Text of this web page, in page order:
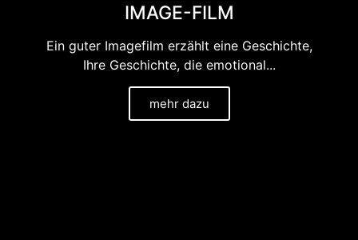
IMAGE-FILM
Ein guter Imagefilm erzählt eine Geschichte,
Ihre Geschichte, die emotional...
mehr dazu